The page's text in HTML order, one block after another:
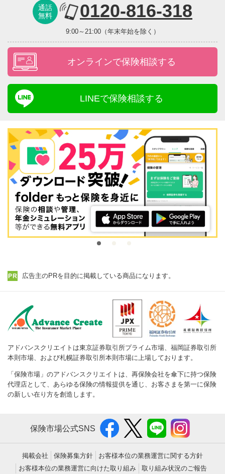
通話
無料
0120-816-318
9:00～21:00（年末年始を除く）
オンラインで保険相談する
LINEで保険相談する
広告主のPRを目的に掲載している商品になります。
アドバンスクリエイトは東京証券取引所プライム市場、福岡証券取引所
本則市場、および札幌証券取引所本則市場に上場しております。
「保険市場」のアドバンスクリエイトは、再保険会社を傘下に持つ保険
代理店として、あらゆる保険の情報提供を通じ、お客さまを第一に保険
の新しい在り方を創造します。
保険市場公式SNS
掲載会社 保険募集方針
お客様本位の業務運営に関する方針
お客様本位の業務運営に向けた取り組み
取り組み状況のご報告